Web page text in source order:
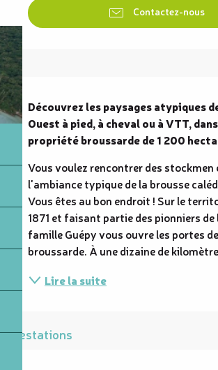
Contactez-nous
Description
Découvrez les paysages atypiques
Ouest à pied, à cheval ou à VTT,
propriété broussarde de 1 200
Vous voulez rencontrer des
l'ambiance typique de la brousse
Vous êtes au bon endroit ! Sur le
1871 et faisant partie des pionniers de
famille Guépy vous ouvre les portes
broussarde. À une dizaine de
Lire la suite
Prestations